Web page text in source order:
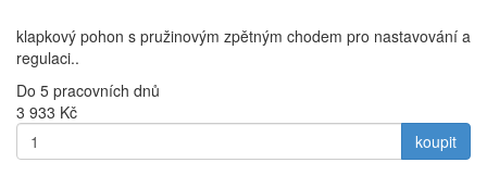
klapkový pohon s pružinovým zpětným chodem pro nastavování a
regulaci..
Do 5 pracovních dnů
3 933 Kč
koupit